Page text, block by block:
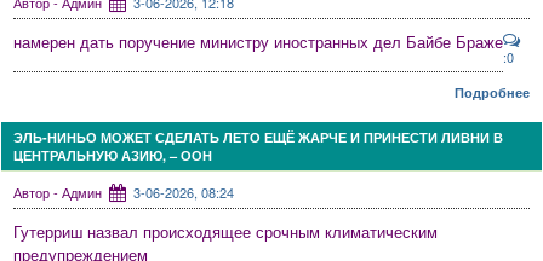
намерен дать поручение министру иностранных дел Байбе Браже
:0
Подробнее
ЭЛЬ-НИНЬО МОЖЕТ СДЕЛАТЬ ЛЕТО ЕЩЁ ЖАРЧЕ И ПРИНЕСТИ ЛИВНИ В
ЦЕНТРАЛЬНУЮ АЗИЮ, – ООН
Автор - Админ 3-06-2026, 08:24
Гутерриш назвал происходящее срочным климатическим
предупреждением